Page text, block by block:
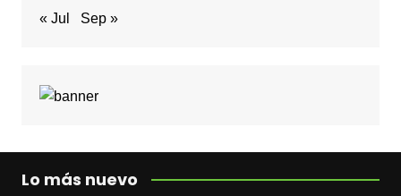
« Jul Sep »
Lo más nuevo